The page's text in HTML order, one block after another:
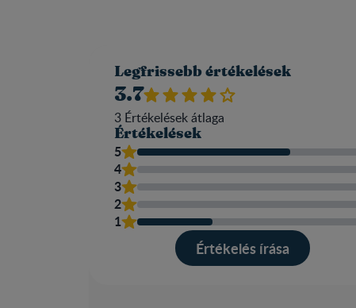
Legfrissebb értékelések
3.7
3 Értékelések átlaga​
Értékelések
5
4
3
2
1
Értékelés írása​